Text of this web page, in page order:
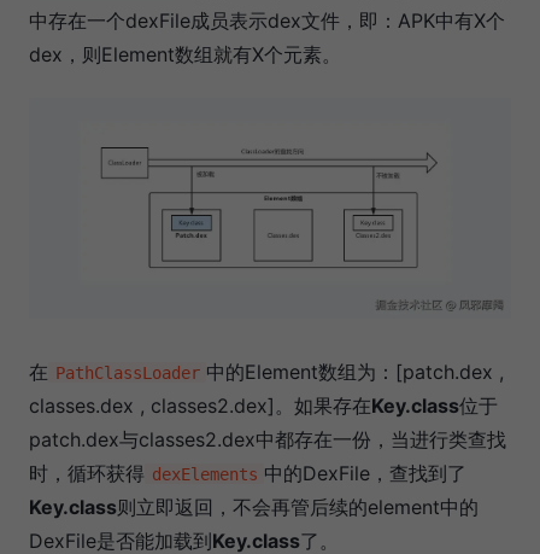
中存在一个dexFile成员表示dex文件，即：APK中有X个
dex，则Element数组就有X个元素。
在 PathClassLoader 中的Element数组为：[patch.dex ,
classes.dex , classes2.dex]。如果存在Key.class位于
patch.dex与classes2.dex中都存在一份，当进行类查找
时，循环获得 dexElements 中的DexFile，查找到了
Key.class则立即返回，不会再管后续的element中的
DexFile是否能加载到Key.class了。